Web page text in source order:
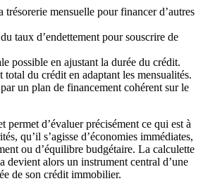
mensuelle pour financer d’autres
taux d’endettement pour souscrire de
possible en ajustant la durée du crédit.
du crédit en adaptant les mensualités.
un plan de financement cohérent sur le
d’évaluer précisément ce qui est à
qu’il s’agisse d’économies immédiates,
ou d’équilibre budgétaire. La calculette
devient alors un instrument central d’une
de son crédit immobilier.